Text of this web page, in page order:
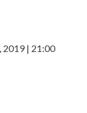
2019 | 21:00